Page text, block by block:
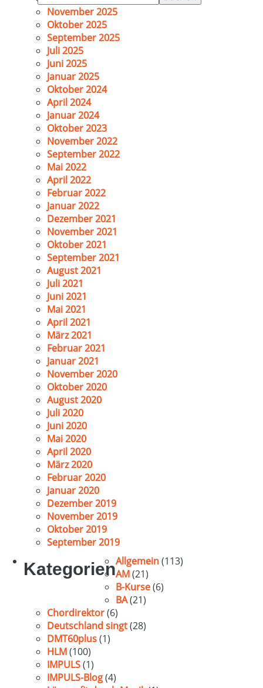
nach:
November 2025
Oktober 2025
September 2025
Juli 2025
Juni 2025
Januar 2025
Oktober 2024
April 2024
Januar 2024
Oktober 2023
November 2022
September 2022
Mai 2022
April 2022
Februar 2022
Januar 2022
Dezember 2021
November 2021
Oktober 2021
September 2021
August 2021
Juli 2021
Juni 2021
Mai 2021
April 2021
März 2021
Februar 2021
Januar 2021
November 2020
Oktober 2020
August 2020
Juli 2020
Juni 2020
Mai 2020
April 2020
März 2020
Februar 2020
Januar 2020
Dezember 2019
November 2019
Oktober 2019
September 2019
KategorienAllgemein(113)
AM(21)
B-Kurse(6)
BA(21)
Chordirektor(6)
Deutschland singt(28)
DMT60plus(1)
HLM(100)
IMPULS(1)
IMPULS-Blog(4)